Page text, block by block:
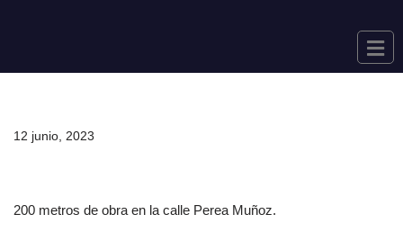
al
12 junio, 2023
200 metros de obra en la calle Perea Muñoz.